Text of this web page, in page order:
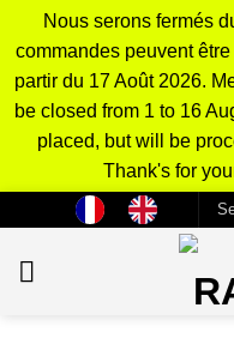
Nous serons fermés
commandes peuvent
partir du 17 Août 2026.
be closed from 1 to 16
placed, but will be
Thank's for
contenu